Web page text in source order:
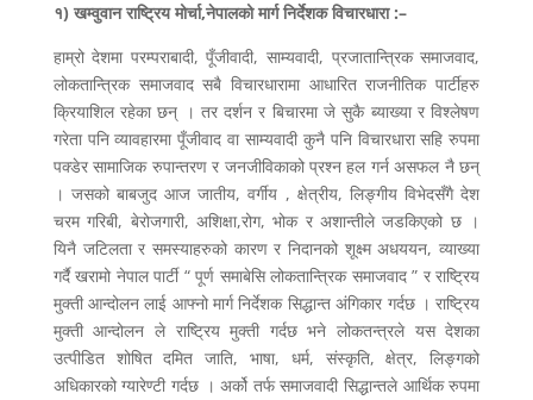
१) खम्वुवान राष्ट्रिय मोर्चा,नेपालको मार्ग निर्देशक विचारधारा :–
हाम्रो देशमा परम्पराबादी, पूँजीवादी, साम्यवादी, प्रजातान्त्रिक समाजवाद,
लोकतान्त्रिक समाजवाद सबै विचारधारामा आधारित राजनीतिक पार्टीहरु
क्रियाशिल रहेका छन् । तर दर्शन र बिचारमा जे सुकै ब्याख्या र विश्लेषण
गरेता पनि व्यावहारमा पूँजीवाद वा साम्यवादी कुनै पनि विचारधारा सहि रुपमा
पक्डेर सामाजिक रुपान्तरण र जनजीविकाको प्रश्न हल गर्न असफल नै छन्
। जसको बाबजुद आज जातीय, वर्गीय , क्षेत्रीय, लिङ्गीय विभेदसँगै देश
चरम गरिबी, बेरोजगारी, अशिक्षा,रोग, भोक र अशान्तीले जडकिएको छ ।
यिनै जटिलता र समस्याहरुको कारण र निदानको शूक्ष्म अधययन, व्याख्या
गर्दै खरामो नेपाल पार्टी “ पूर्ण समाबेसि लोकतान्त्रिक समाजवाद ” र राष्ट्रिय
मुक्ती आन्दोलन लाई आफ्नो मार्ग निर्देशक सिद्धान्त अंगिकार गर्दछ । राष्ट्रिय
मुक्ती आन्दोलन ले राष्ट्रिय मुक्ती गर्दछ भने लोकतन्त्रले यस देशका
उत्पीडित शोषित दमित जाति, भाषा, धर्म, संस्कृति, क्षेत्र, लिङ्गको
अधिकारको ग्यारेण्टी गर्दछ । अर्को तर्फ समाजवादी सिद्धान्तले आर्थिक रुपमा